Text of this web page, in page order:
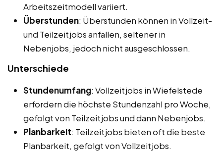
Arbeitszeitmodell variiert.
Überstunden: Überstunden können in Vollzeit-
und Teilzeitjobs anfallen, seltener in
Nebenjobs, jedoch nicht ausgeschlossen.
Unterschiede
Stundenumfang: Vollzeitjobs in Wiefelstede
erfordern die höchste Stundenzahl pro Woche,
gefolgt von Teilzeitjobs und dann Nebenjobs.
Planbarkeit: Teilzeitjobs bieten oft die beste
Planbarkeit, gefolgt von Vollzeitjobs.